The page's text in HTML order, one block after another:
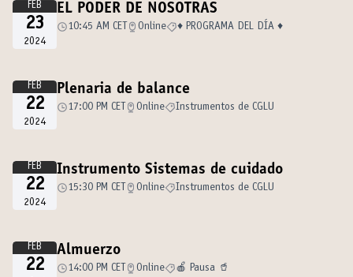
FEB
23
2024
EL PODER DE NOSOTRAS
10:45 AM CET Online ♦️ PROGRAMA DEL DÍA ♦️
FEB
22
2024
Plenaria de balance
17:00 PM CET Online Instrumentos de CGLU
FEB
22
2024
Instrumento Sistemas de cuidado
15:30 PM CET Online Instrumentos de CGLU
FEB
22
Almuerzo
14:00 PM CET Online 🍎 Pausa 🥤